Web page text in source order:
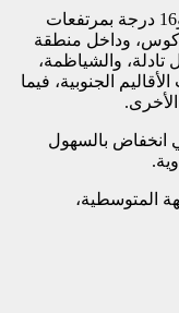
وستتراوح درجات الحرارة الدنيا، ما بين 10 و16 درجة بمرتفعات
28 و33 درجة باللوكوس، وداخل منطقة
والشياظمة،
الجنوبية، فيما
انخفاض بالسهول
المتوسطية،